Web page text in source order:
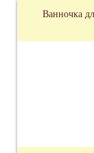
Ванночка